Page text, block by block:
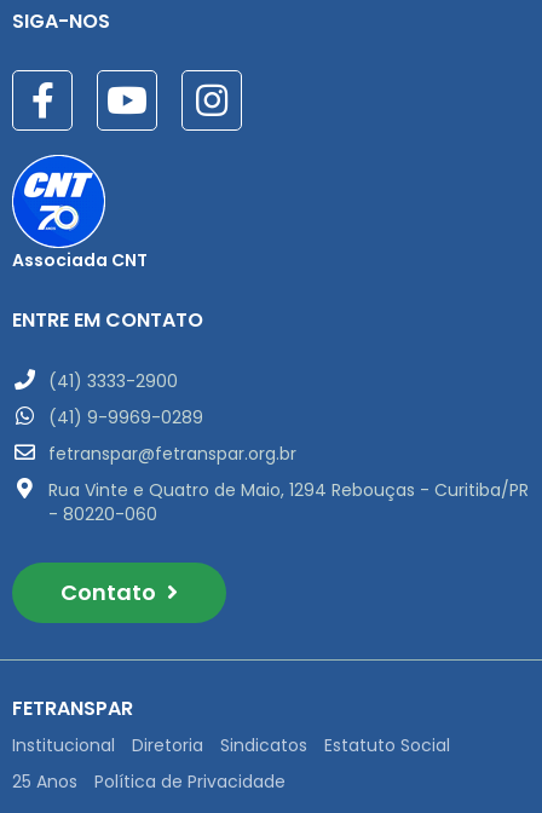
SIGA-NOS
Associada CNT
ENTRE EM CONTATO
(41) 3333-2900
(41) 9-9969-0289
fetranspar@fetranspar.org.br
Rua Vinte e Quatro de Maio, 1294 Rebouças - Curitiba/PR
- 80220-060
Contato
FETRANSPAR
Institucional Diretoria Sindicatos
Estatuto Social
25 Anos
Política de Privacidade